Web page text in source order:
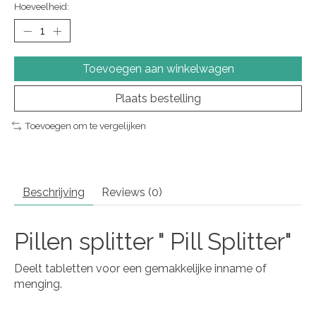
Hoeveelheid:
Toevoegen aan winkelwagen
Plaats bestelling
Toevoegen om te vergelijken
Beschrijving Reviews (0)
Pillen splitter " Pill Splitter"
Deelt tabletten voor een gemakkelijke inname of
menging.